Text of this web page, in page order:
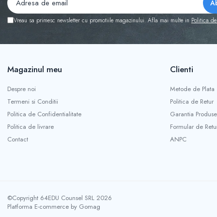
Vreau sa primesc newsletter cu promotiile magazinului. Afla mai multe in Politica
Magazinul meu
Despre noi
Termeni si Conditii
Politica de Confidentialitate
Politica de livrare
Contact
Clienti
Metode de Plata
Politica de Retur
Garantia
Formular de
ANPC
©Copyright 64EDU Counsel SRL 2026
Platforma E-commerce by Gomag